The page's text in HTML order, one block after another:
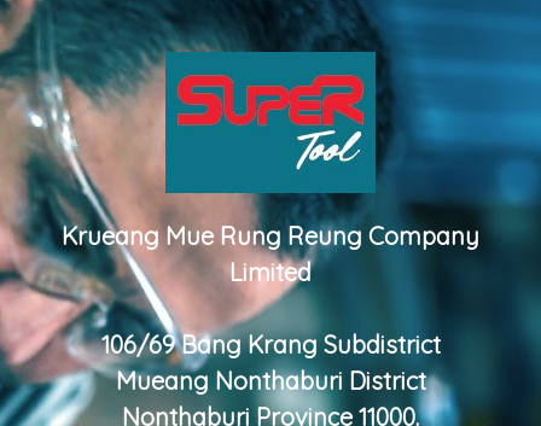
Krueang Mue Rung Reung Company
Limited
106/69 Bang Krang Subdistrict
Mueang Nonthaburi District
Nonthaburi Province 11000.